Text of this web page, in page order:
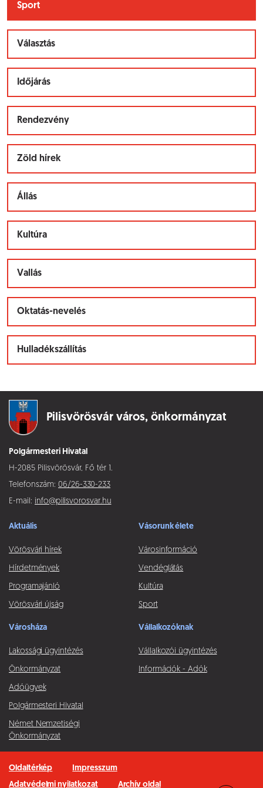
Sport
Választás
Időjárás
Rendezvény
Zöld hírek
Állás
Kultúra
Vallás
Oktatás-nevelés
Hulladékszállítás
Pilisvörösvár város, önkormányzat
Polgármesteri Hivatal
H-2085 Pilisvörösvár, Fő tér 1.
Telefonszám: 06/26-330-233
E-mail: info@pilisvorosvar.hu
Aktuális
Vörösvári hírek
Hírdetmények
Programajánló
Vörösvári újság
Vásorunk élete
Városinformáció
Vendéglátás
Kultúra
Sport
Városháza
Lakossági ügyintézés
Önkormányzat
Adóügyek
Polgármesteri Hivatal
Német Nemzetiségi
Önkormányzat
Vállalkozóknak
Vállalkozói ügyintézés
Információk - Adók
Oldaltérkép
Impresszum
Adatvédelmi nyilatkozat
Archív oldal